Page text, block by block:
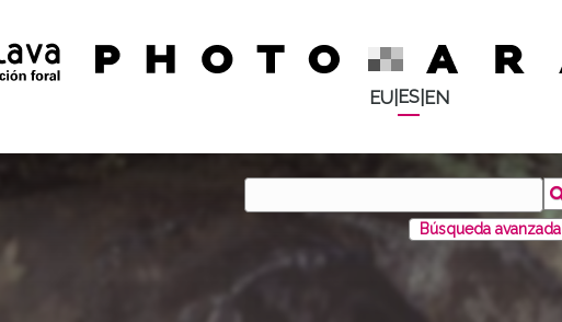
EU| ES| EN
Búsqueda avanzada